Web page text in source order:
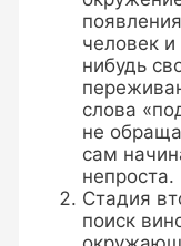
человек
нибудь
слова
не
сам
непроста.
Стадия
поиск